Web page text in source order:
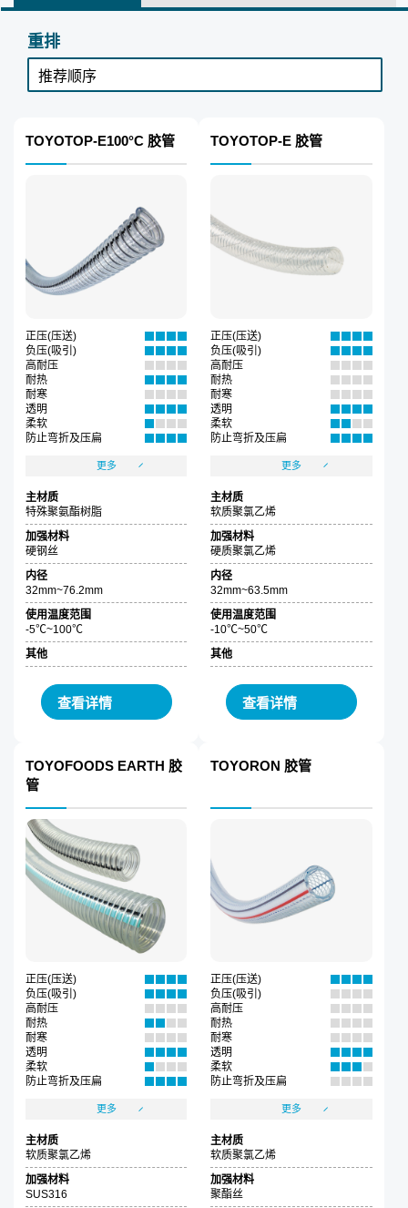
重排
TOYOTOP-E100°C 胶管
正压(压送)
负压(吸引)
高耐压
耐热
耐寒
透明
柔软
防止弯折及压扁
更多
主材质
特殊聚氨酯树脂
加强材料
硬钢丝
内径
32mm~76.2mm
使用温度范围
-5℃~100℃
其他
查看详情
TOYOTOP-E 胶管
正压(压送)
负压(吸引)
高耐压
耐热
耐寒
透明
柔软
防止弯折及压扁
更多
主材质
软质聚氯乙烯
加强材料
硬质聚氯乙烯
内径
32mm~63.5mm
使用温度范围
-10℃~50℃
其他
查看详情
TOYOFOODS EARTH 胶
管
正压(压送)
负压(吸引)
高耐压
耐热
耐寒
透明
柔软
防止弯折及压扁
更多
主材质
软质聚氯乙烯
加强材料
SUS316
TOYORON 胶管
正压(压送)
负压(吸引)
高耐压
耐热
耐寒
透明
柔软
防止弯折及压扁
更多
主材质
软质聚氯乙烯
加强材料
聚酯丝